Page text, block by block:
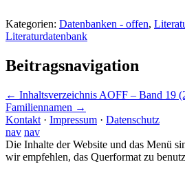
Kategorien: Datenbanken - offen,
Literaturdatenbank
Beitragsnavigation
← Inhaltsverzeichnis AOFF – Band 19
Familiennamen →
Kontakt · Impressum · Datenschutz
nav nav
Die Inhalte der Website und das Menü
wir empfehlen, das Querformat zu